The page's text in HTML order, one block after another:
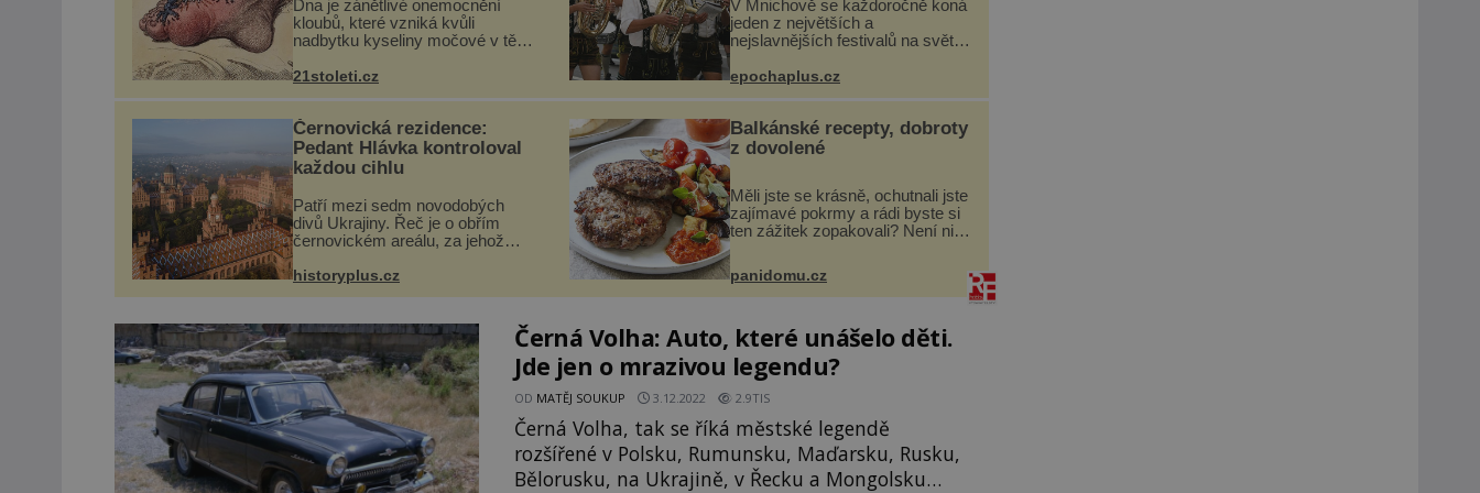
Dna je zánětlivé onemocnění
kloubů, které vzniká kvůli
nadbytku kyseliny močové v těle.
v blízkosti kloubů, nejčastěji
přitom postihuje palce na nohou,
21stoleti.cz
V Mnichově se každoročně koná
jeden z největších a
nejslavnějších festivalů na světě
miliony návštěvníků, kteří si
vychutnávají pivo, tradiční jídlo a
epochaplus.cz
Černovická rezidence:
Pedant Hlávka kontroloval
každou cihlu
Patří mezi sedm novodobých
divů Ukrajiny. Řeč je o obřím
černovickém areálu, za jehož
architekt Josef Hlávka. Ten si na
něm dal mimořádně záležet.
historyplus.cz
Balkánské recepty, dobroty
z dovolené
Měli jste se krásně, ochutnali jste
zajímavé pokrmy a rádi byste si
ten zážitek zopakovali? Není nic
Možná jste ji ochutnali na
dovolené v bývalé Jugoslávii, lze
ji vi...
panidomu.cz
Černá Volha: Auto, které unášelo děti.
Jde jen o mrazivou legendu?
OD MATĚJ SOUKUP 3.12.2022 2.9TIS
Černá Volha, tak se říká městské legendě
rozšířené v Polsku, Rumunsku, Maďarsku, Rusku,
Bělorusku, na Ukrajině, v Řecku a Mongolsku